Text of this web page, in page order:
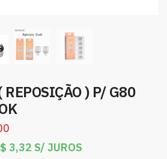
) P/ G80
3,32 S/ JUROS